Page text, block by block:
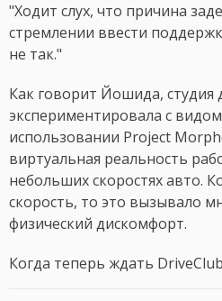
"Ходит слух, что причина
стремлении ввести
не так."
Как говорит Йошида, студия
экспериментировала с
использовании Project
виртуальная реальность
небольших скоростях авто.
скорость, то это вызывало
физический дискомфорт.
Когда теперь ждать